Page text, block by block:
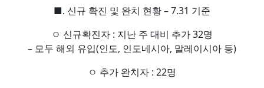
■. 신규 확진 및 완치 현황 – 7.31 기준
ㅇ 신규확진자 : 지난 주 대비 추가 32명
– 모두 해외 유입(인도, 인도네시아, 말레이시아 등)
ㅇ 추가 완치자 : 22명